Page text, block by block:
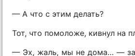
— А что с этим делать?
Тот, что помоложе, кивнул на
— Эх, жаль, мы не дома… —